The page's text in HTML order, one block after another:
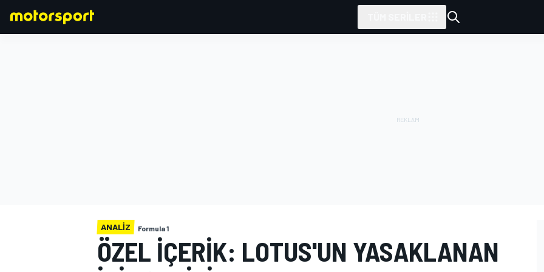
ANALIZ Formula 1
ÖZEL IÇERIK: LOTUS'UN YASAKLANAN